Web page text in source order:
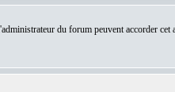
du forum peuvent accorder cet